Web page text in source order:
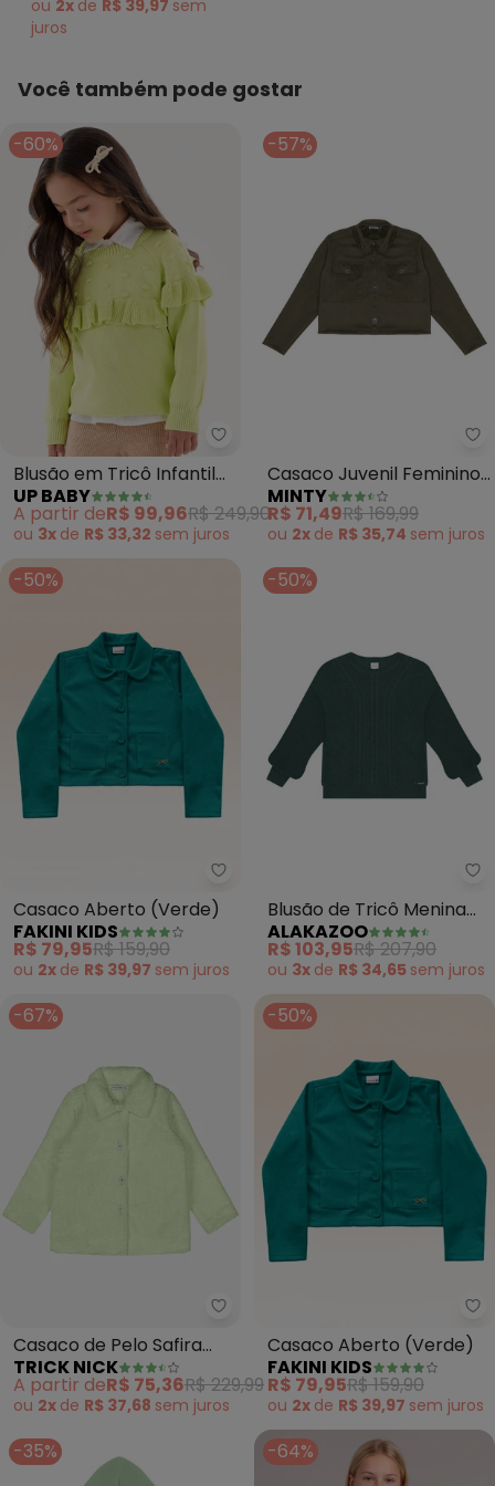
ou 2x de R$ 39,97 sem
juros
Você também pode gostar
-60%
Up Baby - Blusão em Tricô
Blusão em Tricô Infantil
Menina (Verde)
UP BABY
A partir deR$ 99,96R$ 249,90
ou 3x de R$ 33,32 sem juros
-57%
Casaco Juvenil Feminino
em Suede Sarjado
(Verde)
MINTY
R$ 71,49R$ 169,99
ou 2x de R$ 35,74 sem juros
-50%
Fakini Kids - Casaco Aberto
Casaco Aberto (Verde)
FAKINI KIDS
R$ 79,95R$ 159,90
ou 2x de R$ 39,97 sem juros
-50%
Blusão de Tricô Menina
com Gola Redonda
(Verde)
ALAKAZOO
R$ 103,95R$ 207,90
ou 3x de R$ 34,65 sem juros
-67%
Trick Nick - Casaco de Pelo
Casaco de Pelo Safira
(Verde)
TRICK NICK
A partir deR$ 75,36R$ 229,99
ou 2x de R$ 37,68 sem juros
-50%
Casaco Aberto (Verde)
FAKINI KIDS
R$ 79,95R$ 159,90
ou 2x de R$ 39,97 sem juros
-35% -64%